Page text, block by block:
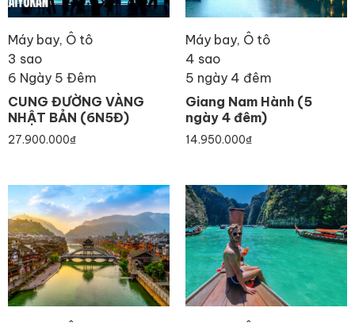
Máy bay, Ô tô
3 sao
6 Ngày 5 Đêm
CUNG ĐƯỜNG VÀNG
NHẬT BẢN (6N5Đ)
27.900.000₫
Máy bay, Ô tô
4 sao
5 ngày 4 đêm
Giang Nam Hành (5
ngày 4 đêm)
14.950.000₫